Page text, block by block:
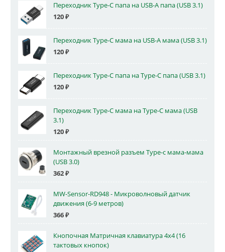
Переходник Type-C папа на USB-A папа (USB 3.1)
120₽
Переходник Type-C мама на USB-A мама (USB 3.1)
120₽
Переходник Type-C папа на Type-C папа (USB 3.1)
120₽
Переходник Type-C мама на Type-C мама (USB
3.1)
120₽
Монтажный врезной разъем Type-c мама-мама
(USB 3.0)
362₽
MW-Sensor-RD948 - Микроволновый датчик
движения (6-9 метров)
366₽
Кнопочная Матричная клавиатура 4x4 (16
тактовых кнопок)